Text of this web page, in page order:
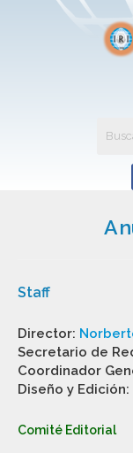
Staff
Director:
Secretario de
Coordinador
Diseño y Edición:
Comité Editorial